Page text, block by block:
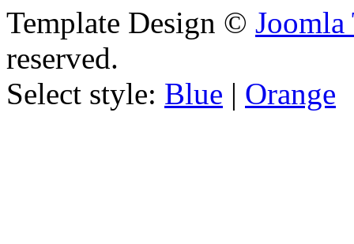
Template Design © Joomla
reserved.
Select style: Blue | Orange